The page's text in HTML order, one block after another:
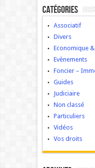
Catégories
Associatif
Divers
Economique
Evènements
Foncier –
Guides
Judiciaire
Non classé
Particuliers
Vidéos
Vos droits